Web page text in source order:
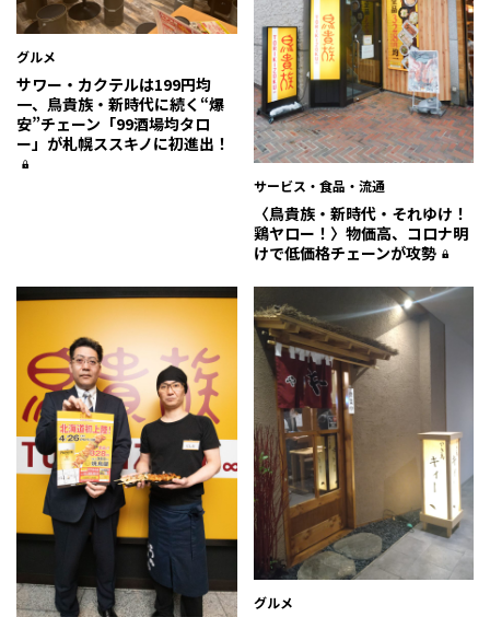
グルメ
サワー・カクテルは199円均
一、鳥貴族・新時代に続く“爆
安”チェーン「99酒場均タロ
ー」が札幌ススキノに初進出！
サービス・食品・流通
〈鳥貴族・新時代・それゆけ！
鶏ヤロー！〉物価高、コロナ明
けで低価格チェーンが攻勢
グルメ